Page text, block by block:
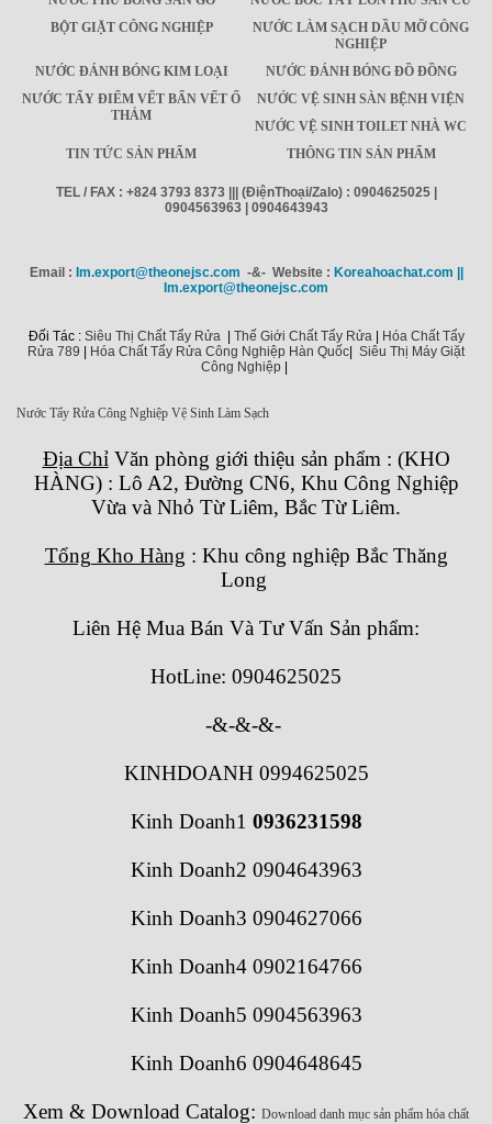
BỘT GIẶT CÔNG NGHIỆP
NƯỚC LÀM SẠCH DẦU MỠ CÔNG
NGHIỆP
NƯỚC ĐÁNH BÓNG KIM LOẠI
NƯỚC ĐÁNH BÓNG ĐỒ ĐỒNG
NƯỚC TẨY ĐIỂM VẾT BẨN VẾT Ố
THẢM
NƯỚC VỆ SINH SÀN BỆNH VIỆN
NƯỚC VỆ SINH TOILET NHÀ WC
TIN TỨC SẢN PHẨM
THÔNG TIN SẢN PHẨM
TEL / FAX : +824 3793 8373 ||| (ĐiệnThoại/Zalo) : 0904625025 |
0904563963 | 0904643943
Email : Im.export@theonejsc.com -&- Website : Koreahoachat.com ||
Im.export@theonejsc.com
Đối Tác : Siêu Thị Chất Tẩy Rửa| Thế Giới Chất Tẩy Rửa|
Hóa Chất Tẩy
Rửa 789
Hóa Chất Tẩy Rửa Công Nghiệp Hàn Quốc
Siêu Thị Máy Giặt
Công Nghiệp
Nước Tẩy Rửa Công Nghiệp Vệ Sinh Làm Sạch
Địa ChỉVăn phòng giới thiệu sản phẩm : (KHO
HÀNG) : Lô A2, Đường CN6, Khu Công Nghiệp
Vừa và Nhỏ Từ Liêm, Bắc Từ Liêm.
Tổng Kho Hàng : Khu công nghiệp Bắc Thăng
Long
Liên Hệ Mua Bán Và Tư Vấn Sản phẩm:
HotLine: 0904625025
-&-&-&-
KINHDOANH 0994625025
Kinh Doanh1 0936231598
Kinh Doanh2 0904643963
Kinh Doanh3 0904627066
Kinh Doanh4 0902164766
Kinh Doanh5 0904563963
Kinh Doanh6 0904648645
Xem & Download Catalog: Download danh mục sản phẩm hóa chất